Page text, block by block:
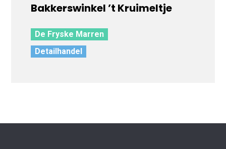
Bakkerswinkel ’t Kruimeltje
De Fryske Marren
Detailhandel